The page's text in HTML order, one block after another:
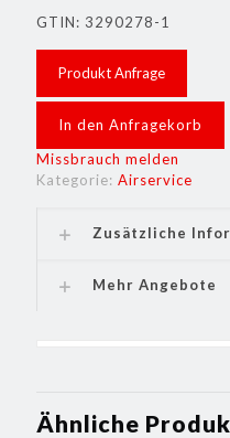
GTIN: 3290278-1
Produkt Anfrage
In den Anfragekorb
Missbrauch melden
Kategorie: Airservice
Zusätzliche
Mehr Angebote
Ähnliche